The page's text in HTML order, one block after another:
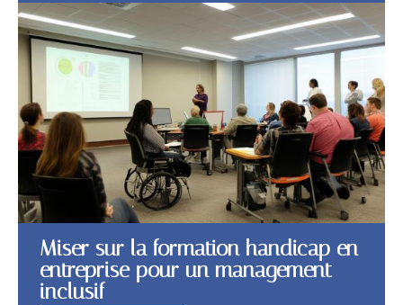
Miser sur la formation handicap en
entreprise pour un management
inclusif